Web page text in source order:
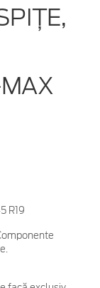
R19